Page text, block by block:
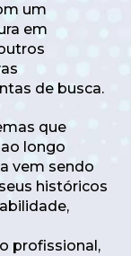
um
em
de busca.
que
longo
vem sendo
históricos
profissional,